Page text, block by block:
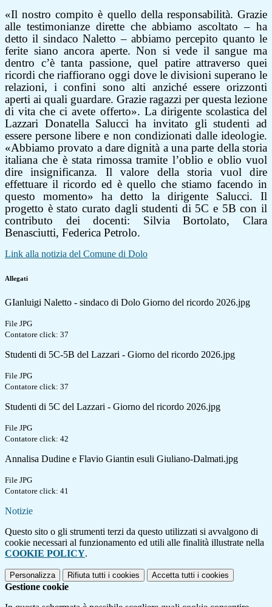
«Il nostro compito è quello della responsabilità. Grazie
alle testimonianze dirette che abbiamo ascoltato – ha
detto il sindaco Naletto – abbiamo percepito quanto le
ferite siano ancora aperte. Non si vede il sangue ma
dentro c’è tanta passione, quel patire attraverso quei
ricordi che riaffiorano oggi dove le divisioni superano le
relazioni, i confini sono alti anziché essere orizzonti
aperti ai quali guardare. Grazie ragazzi per questa lezione
di vita che ci avete offerto». La dirigente scolastica del
Lazzari Donatella Salucci ha invitato gli studenti ad
essere persone libere e non condizionati dalle ideologie.
«Abbiamo provato a dare dignità a una parte della storia
italiana che è stata rimossa tramite l’oblio e oblio vuol
dire insignificanza. Il valore della storia vuol dire
effettuare il ricordo ed è quello che stiamo facendo in
questo momento» ha detto la dirigente Salucci. Il
progetto è stato curato dagli studenti di 5C e 5B con il
contributo dei docenti: Silvia Bortolato, Clara
Benasciutti, Federica Petrolo.
Link alla notizia del Comune di Dolo
Allegati
GIanluigi Naletto - sindaco di Dolo Giorno del ricordo 2026.jpg
File JPG
Contatore click: 37
Studenti di 5C-5B del Lazzari - Giorno del ricordo 2026.jpg
File JPG
Contatore click: 37
Studenti di 5C del Lazzari - Giorno del ricordo 2026.jpg
File JPG
Contatore click: 42
Annalisa Dudine e Flavio Giantin esuli Giuliano-Dalmati.jpg
File JPG
Contatore click: 41
Notizie
Questo sito o gli strumenti terzi da questo utilizzati si avvalgono di
cookie necessari al funzionamento ed utili alle finalità illustrate nella
COOKIE POLICY.
Personalizza Rifiuta tutti i cookies Accetta tutti i cookies
Gestione cookie